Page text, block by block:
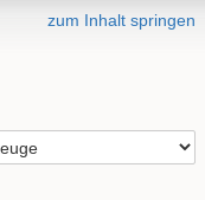
zum Inhalt springen